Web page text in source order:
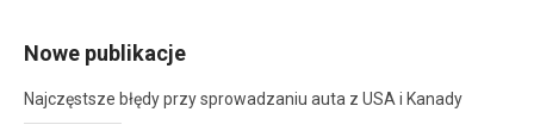
Nowe publikacje
Najczęstsze błędy przy sprowadzaniu auta z USA i Kanady